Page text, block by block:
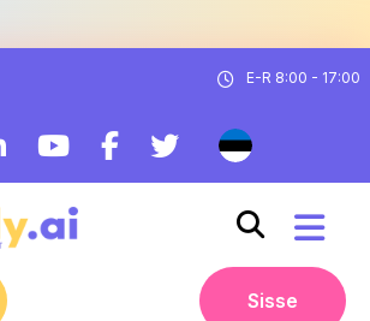
E-R 8:00 - 17:00
Sisse